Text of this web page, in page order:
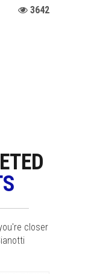
3642
closer